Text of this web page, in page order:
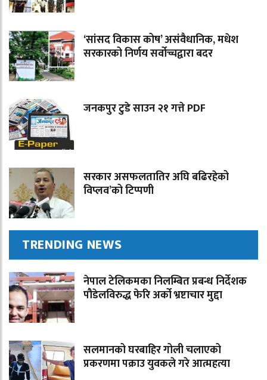
‘सांसद विकास कोष’ असंवैधानिक, मधेश
सरकारको निर्णय सर्वोच्चद्वारा बदर
जनकपुर टुडे साउन २१ गत्ते PDF
सरकार असफलतातिर अघि बढिरहेको
विप्लव’को टिप्पणी
TRENDING NEWS
नेपाल टेलिकमका निलम्बित प्रबन्ध निर्देशक
पौडेलविरुद्ध फेरि अर्को भ्रष्टाचार मुद्दा
सलमानको घरबाहिर गोली चलाएको
प्रकरणमा पक्राउ युवकले गरे आत्महत्या